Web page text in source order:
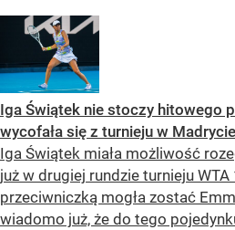
Iga Świątek nie stoczy hitowego
wycofała się z turnieju w Madrycie
Iga Świątek miała możliwość
już w drugiej rundzie turnieju
przeciwniczką mogła zostać
wiadomo już, że do tego